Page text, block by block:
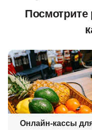
Посмотрите
Онлайн-кассы